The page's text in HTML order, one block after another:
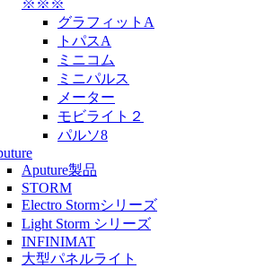
グラフィットA
トパスA
ミニコム
ミニパルス
メーター
モビライト２
パルソ8
Aputure製品
STORM
Electro Stormシリーズ
Light Storm シリーズ
INFINIMAT
大型パネルライト